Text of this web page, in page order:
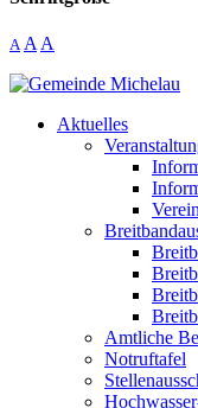
A A A
Aktuelles
Amtliche
Notruftafel